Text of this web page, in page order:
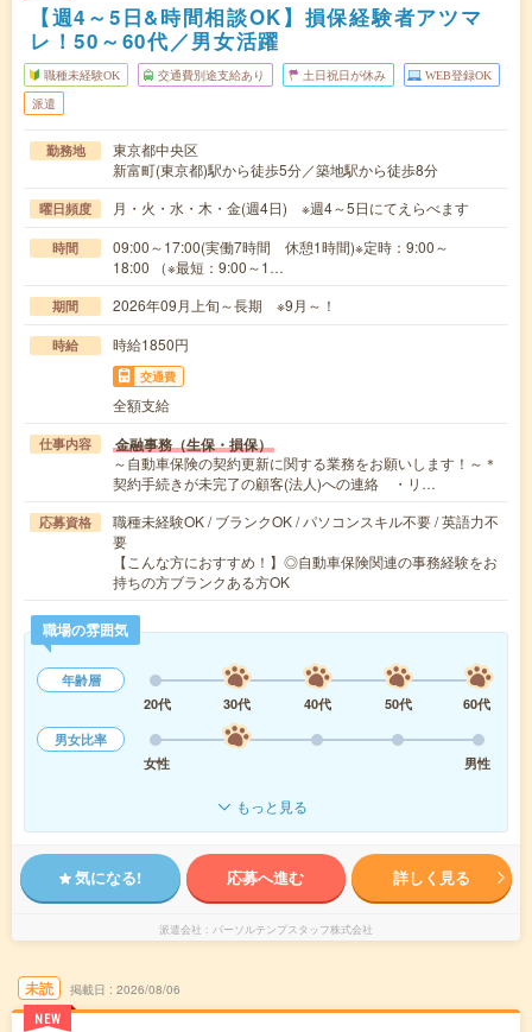
【週4～5日&時間相談OK】損保経験者アツマ
レ！50～60代／男女活躍
職種未経験OK 交通費別途支給あり 土日祝日が休み WEB登録OK
派遣
勤務地
東京都中央区
新富町(東京都)駅から徒歩5分／築地駅から徒歩8分
曜日頻度 月・火・水・木・金(週4日) ※週4～5日にてえらべます
時間
09:00～17:00(実働7時間 休憩1時間)※定時：9:00～
18:00 （※最短：9:00～1…
期間 2026年09月上旬～長期 ※9月～！
時給 時給1850円
交通費
全額支給
仕事内容 金融事務（生保・損保）
～自動車保険の契約更新に関する業務をお願いします！～＊
契約手続きが未完了の顧客(法人)への連絡 ・リ…
応募資格
職種未経験OK / ブランクOK / パソコンスキル不要 / 英語力不
要
【こんな方におすすめ！】◎自動車保険関連の事務経験をお
持ちの方ブランクある方OK
職場の雰囲気
年齢層
20代
30代 40代 50代
60代
男女比率
女性
男性
もっと見る
気になる! 応募へ進む 詳しく見る
派遣会社 パーソルテンプスタッフ株式会社
未読
NEW
掲載日 2026/08/06